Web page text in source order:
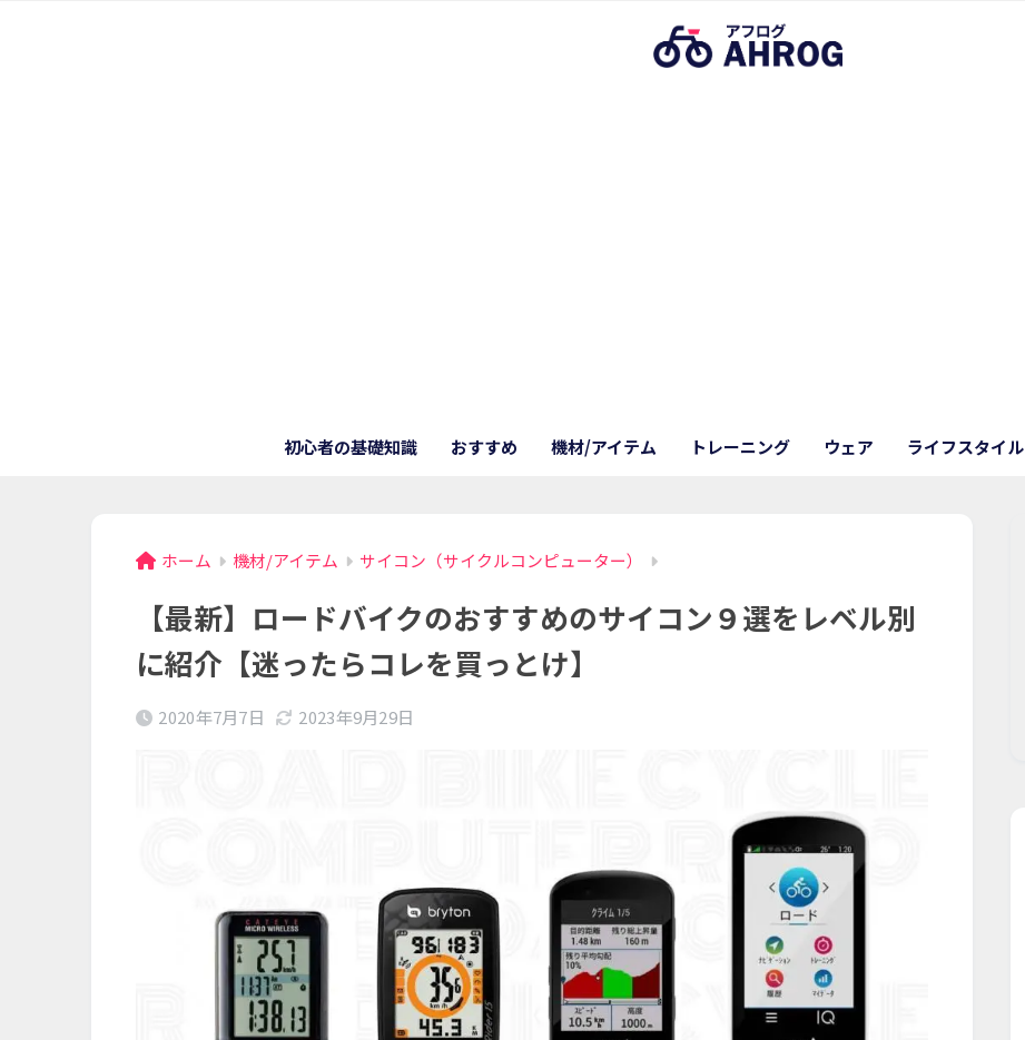
初心者の基礎知識 おすすめ 機材/アイテム トレーニング ウェア ライフスタイル
ホーム 機材/アイテム サイコン（サイクルコンピューター）
【最新】ロードバイクのおすすめのサイコン９選をレベル別
に紹介【迷ったらコレを買っとけ】
2020年7月7日 2023年9月29日